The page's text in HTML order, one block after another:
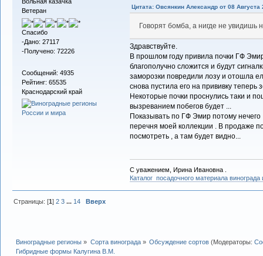
Ветеран
Спасибо
-Дано: 27117
-Получено: 72226
Сообщений: 4935
Рейтинг: 65535
Краснодарский край
Цитата: Овсянкин Александр от 08 Августа
Говорят бомба, а нигде не увидишь
Здравствуйте.
В прошлом году привила почки ГФ
благополучно сложится и будут
заморозки повредили лозу и отошла
снова пустила его на прививку теперь
Некоторые почки проснулись таки и
вызреванием побегов будет ...
Показывать по ГФ Эмир потому нечего
перечня моей коллекции . В продаже
посмотреть , а там будет видно...
С уважением, Ирина Ивановна .
Каталог посадочного материала
Страницы: [1]2 3 ... 14 Вверх
Виноградные регионы » Сорта винограда» Обсуждение сортов(Модераторы:
Гибридные формы Калугина В.М.